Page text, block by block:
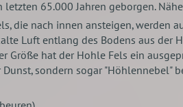
letzten 65.000 Jahren geborgen.
die nach innen ansteigen, werden
Luft entlang des Bodens aus der
Größe hat der Hohle Fels ein
sondern sogar "Höhlennebel"